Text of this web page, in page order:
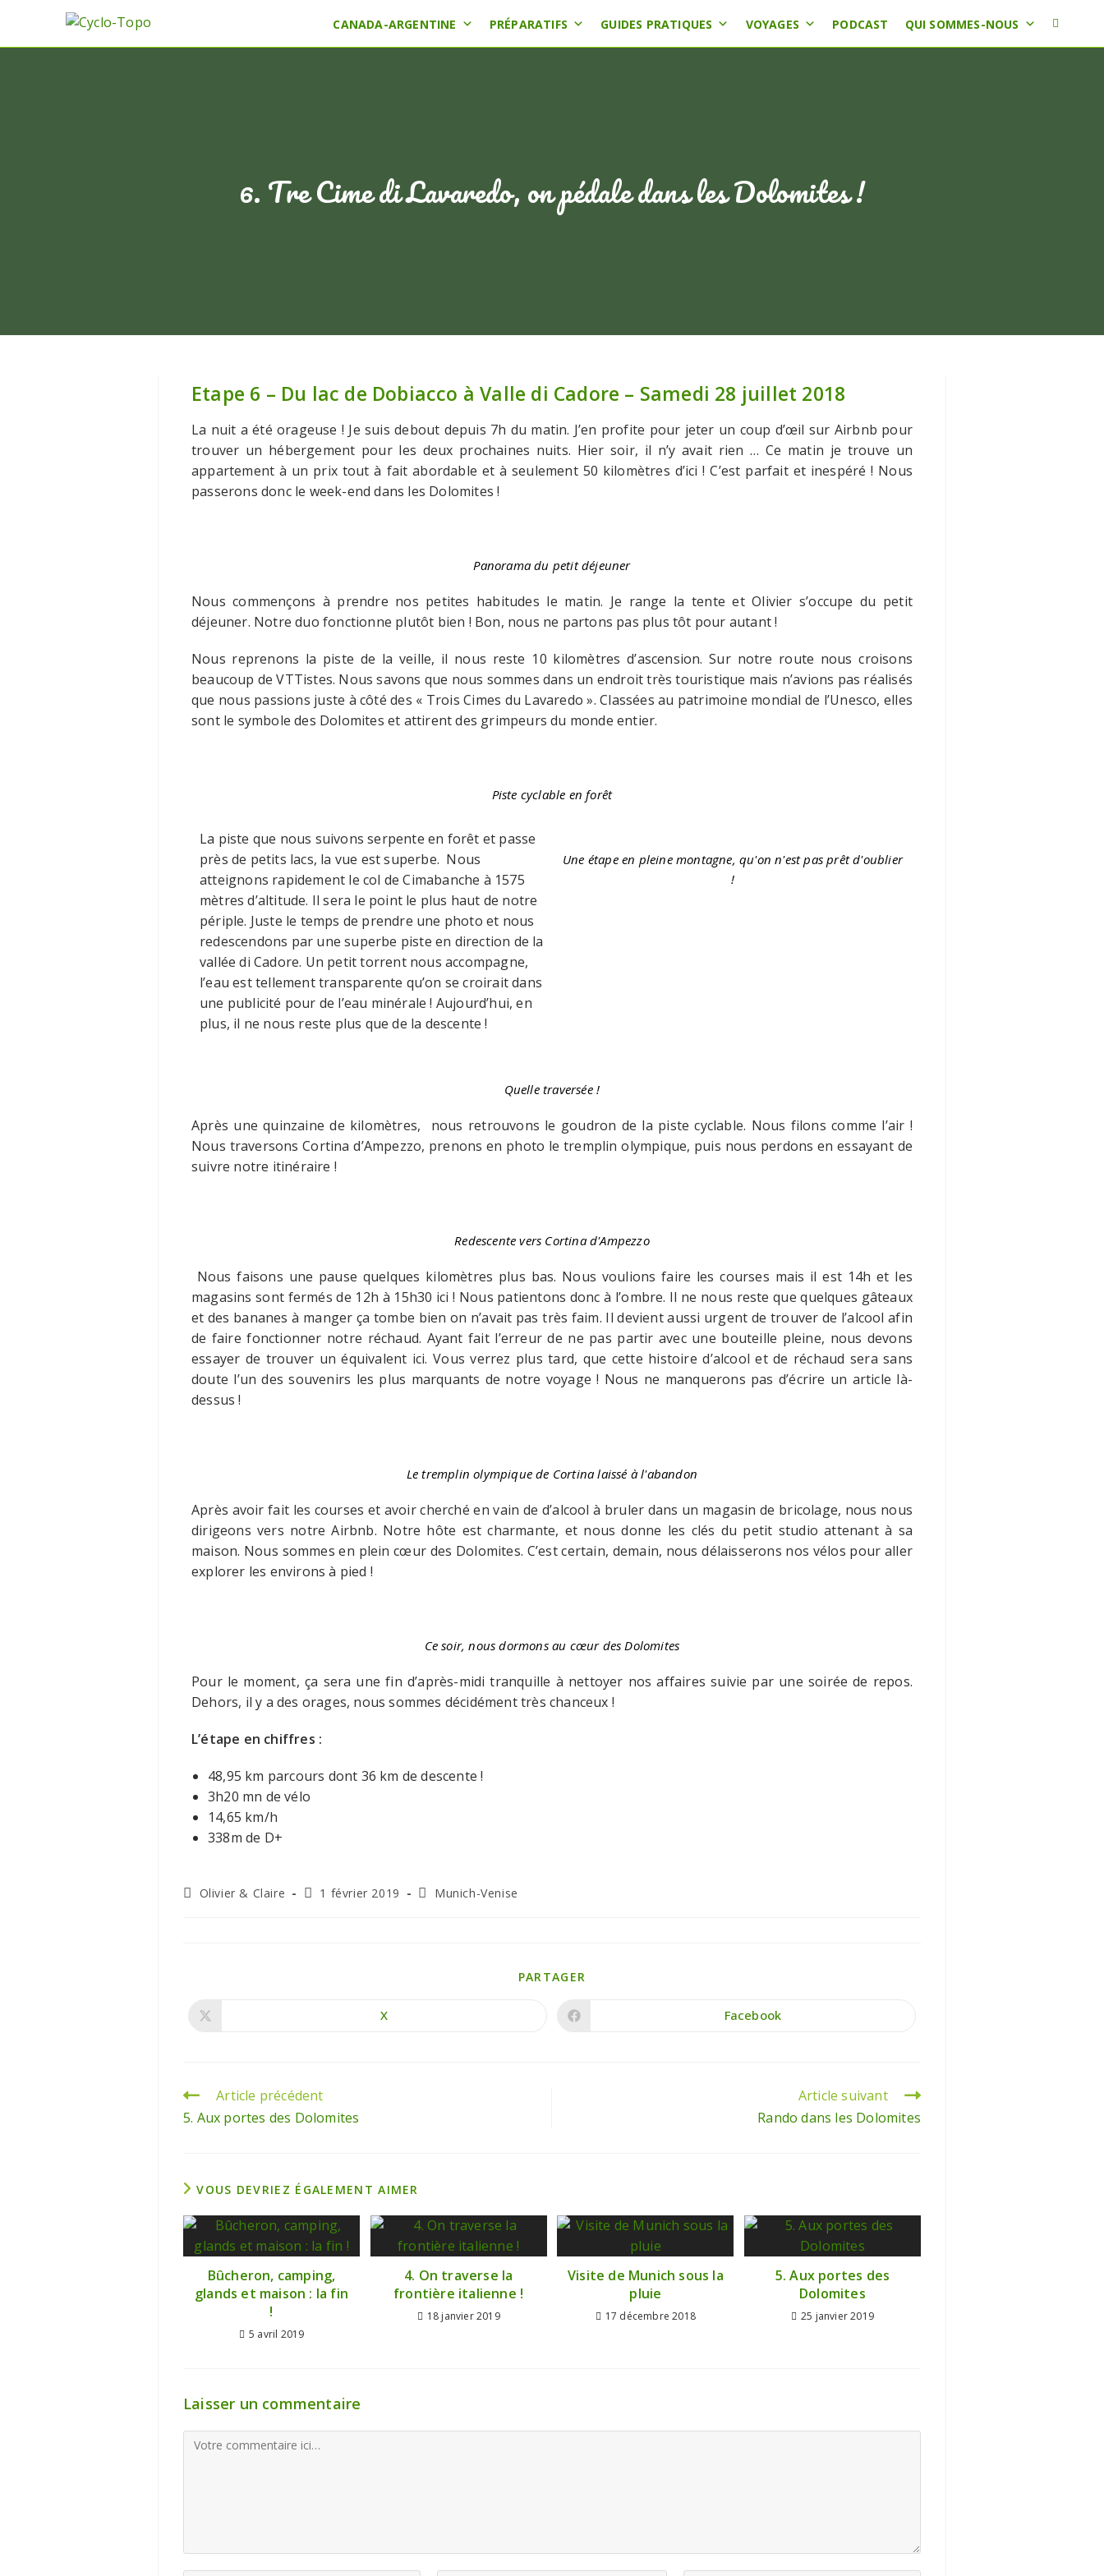
CANADA-ARGENTINE PRÉPARATIFS GUIDES PRATIQUES VOYAGES PODCAST QUI SOMMES-NOUS
6. Tre Cime di Lavaredo, on pédale dans les Dolomites !
Etape 6 – Du lac de Dobiacco à Valle di Cadore – Samedi 28 juillet 2018
La nuit a été orageuse ! Je suis debout depuis 7h du matin. J’en profite pour jeter un coup d’œil sur Airbnb pour
trouver un hébergement pour les deux prochaines nuits. Hier soir, il n’y avait rien … Ce matin je trouve un
appartement à un prix tout à fait abordable et à seulement 50 kilomètres d’ici ! C’est parfait et inespéré ! Nous
passerons donc le week-end dans les Dolomites !
Panorama du petit déjeuner
Nous commençons à prendre nos petites habitudes le matin. Je range la tente et Olivier s’occupe du petit
déjeuner. Notre duo fonctionne plutôt bien ! Bon, nous ne partons pas plus tôt pour autant !
Nous reprenons la piste de la veille, il nous reste 10 kilomètres d’ascension. Sur notre route nous croisons
beaucoup de VTTistes. Nous savons que nous sommes dans un endroit très touristique mais n’avions pas réalisés
que nous passions juste à côté des « Trois Cimes du Lavaredo ». Classées au patrimoine mondial de l’Unesco, elles
sont le symbole des Dolomites et attirent des grimpeurs du monde entier.
Piste cyclable en forêt
La piste que nous suivons serpente en forêt et passe
près de petits lacs, la vue est superbe. Nous
atteignons rapidement le col de Cimabanche à 1575
mètres d’altitude. Il sera le point le plus haut de notre
périple. Juste le temps de prendre une photo et nous
redescendons par une superbe piste en direction de la
vallée di Cadore. Un petit torrent nous accompagne,
l’eau est tellement transparente qu’on se croirait dans
une publicité pour de l’eau minérale ! Aujourd’hui, en
plus, il ne nous reste plus que de la descente !
Une étape en pleine montagne, qu'on n'est pas prêt d'oublier
!
Quelle traversée !
Après une quinzaine de kilomètres, nous retrouvons le goudron de la piste cyclable. Nous filons comme l’air !
Nous traversons Cortina d’Ampezzo, prenons en photo le tremplin olympique, puis nous perdons en essayant de
suivre notre itinéraire !
Redescente vers Cortina d'Ampezzo
Nous faisons une pause quelques kilomètres plus bas. Nous voulions faire les courses mais il est 14h et les
magasins sont fermés de 12h à 15h30 ici ! Nous patientons donc à l’ombre. Il ne nous reste que quelques gâteaux
et des bananes à manger ça tombe bien on n’avait pas très faim. Il devient aussi urgent de trouver de l’alcool afin
de faire fonctionner notre réchaud. Ayant fait l’erreur de ne pas partir avec une bouteille pleine, nous devons
essayer de trouver un équivalent ici. Vous verrez plus tard, que cette histoire d’alcool et de réchaud sera sans
doute l’un des souvenirs les plus marquants de notre voyage ! Nous ne manquerons pas d’écrire un article là-
dessus !
Le tremplin olympique de Cortina laissé à l'abandon
Après avoir fait les courses et avoir cherché en vain de d’alcool à bruler dans un magasin de bricolage, nous nous
dirigeons vers notre Airbnb. Notre hôte est charmante, et nous donne les clés du petit studio attenant à sa
maison. Nous sommes en plein cœur des Dolomites. C’est certain, demain, nous délaisserons nos vélos pour aller
explorer les environs à pied !
Ce soir, nous dormons au cœur des Dolomites
Pour le moment, ça sera une fin d’après-midi tranquille à nettoyer nos affaires suivie par une soirée de repos.
Dehors, il y a des orages, nous sommes décidément très chanceux !
L’étape en chiffres :
48,95 km parcours dont 36 km de descente !
3h20 mn de vélo
14,65 km/h
338m de D+
Olivier & Claire 1 février 2019 Munich-Venise
PARTAGER
X Facebook
Article précédent
5. Aux portes des Dolomites
Article suivant
Rando dans les Dolomites
VOUS DEVRIEZ ÉGALEMENT AIMER
Bûcheron, camping,
glands et maison : la fin
!
5 avril 2019
4. On traverse la
frontière italienne !
18 janvier 2019
Visite de Munich sous la
pluie
17 décembre 2018
5. Aux portes des
Dolomites
25 janvier 2019
Laisser un commentaire